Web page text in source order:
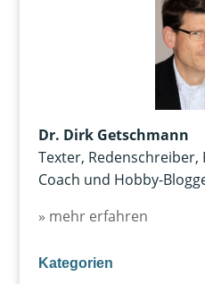
Dr. Dirk Getschmann
Texter,
Coach und Hobby-
» mehr erfahren
Kategorien